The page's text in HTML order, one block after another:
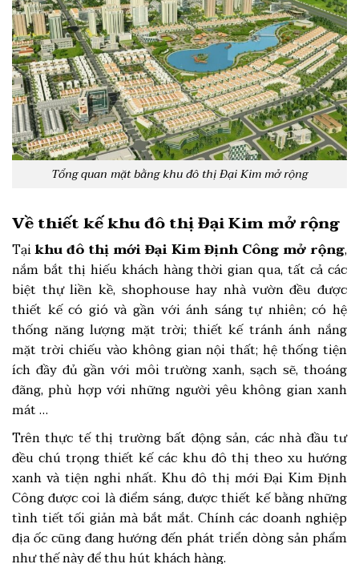
Tổng quan mặt bằng khu đô thị Đại Kim mở rộng
Về thiết kế khu đô thị Đại Kim mở rộng
Tạikhu đô thị mới Đại Kim Định Công mở rộng,
nắm bắt thị hiếu khách hàng thời gian qua, tất cả các
biệt thự liền kề, shophouse hay nhà vườn đều được
thiết kế có gió và gần với ánh sáng tự nhiên; có hệ
thống năng lượng mặt trời; thiết kế tránh ánh nắng
mặt trời chiếu vào không gian nội thất; hệ thống tiện
ích đầy đủ gần với môi trường xanh, sạch sẽ, thoáng
đãng, phù hợp với những người yêu không gian xanh
mát …
Trên thực tế thị trường bất động sản, các nhà đầu tư
đều chú trọng thiết kế các khu đô thị theo xu hướng
xanh và tiện nghi nhất. Khu đô thị mới Đại Kim Định
Công được coi là điểm sáng, được thiết kế bằng những
tình tiết tối giản mà bắt mắt. Chính các doanh nghiệp
địa ốc cũng đang hướng đến phát triển dòng sản phẩm
như thế này để thu hút khách hàng.